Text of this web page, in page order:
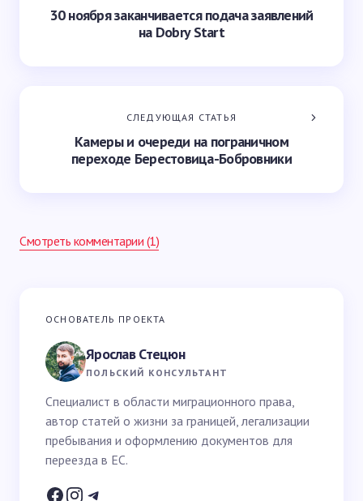
30 ноября заканчивается подача заявлений
на Dobry Start
СЛЕДУЮЩАЯ СТАТЬЯ
Камеры и очереди на пограничном
переходе Берестовица-Бобровники
Смотреть комментарии (1)
Ваш адрес email не будет опубликован.
Ваш вопрос *
Ваше имя *
Email *
ОСНОВАТЕЛЬ ПРОЕКТА
Ярослав Стецюн
ПОЛЬСКИЙ КОНСУЛЬТАНТ
Специалист в области миграционного права,
автор статей о жизни за границей, легализации
пребывания и оформлению документов для
переезда в ЕС.